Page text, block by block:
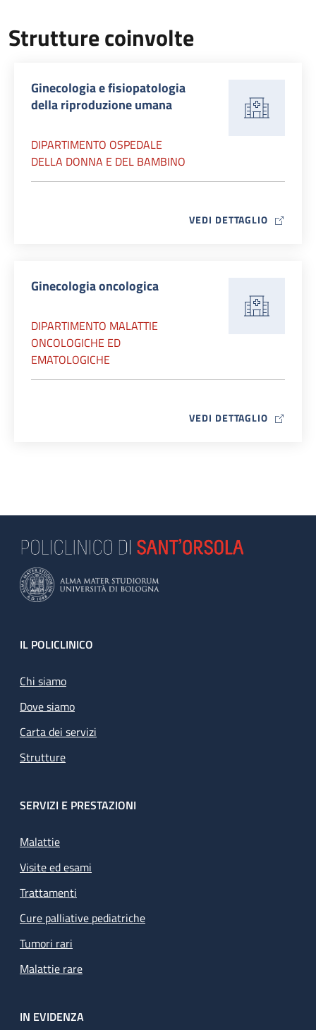
Strutture coinvolte
Ginecologia e fisiopatologia
della riproduzione umana
DIPARTIMENTO OSPEDALE
DELLA DONNA E DEL BAMBINO
VEDI DETTAGLIO MAP ICON
Ginecologia oncologica
DIPARTIMENTO MALATTIE
ONCOLOGICHE ED
EMATOLOGICHE
VEDI DETTAGLIO MAP ICON
Footer
IL POLICLINICO
Chi siamo
Dove siamo
Carta dei servizi
Strutture
SERVIZI E PRESTAZIONI
Malattie
Visite ed esami
Trattamenti
Cure palliative pediatriche
Tumori rari
Malattie rare
IN EVIDENZA